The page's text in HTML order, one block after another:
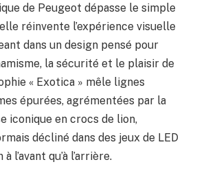
de Peugeot dépasse le simple
réinvente l’expérience visuelle
dans un design pensé pour
la sécurité et le plaisir de
« Exotica » mêle lignes
épurées, agrémentées par la
iconique en crocs de lion,
décliné dans des jeux de LED
l’avant qu’à l’arrière.